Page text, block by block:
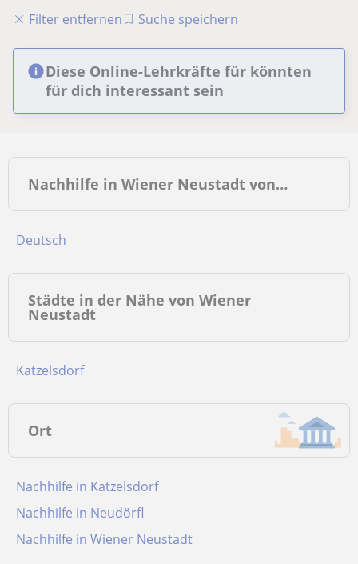
Filter entfernen
Suche speichern
Diese Online-Lehrkräfte für könnten
für dich interessant sein
Nachhilfe in Wiener Neustadt von…
Deutsch
Städte in der Nähe von Wiener
Neustadt
Katzelsdorf
Ort
Nachhilfe in Katzelsdorf
Nachhilfe in Neudörfl
Nachhilfe in Wiener Neustadt